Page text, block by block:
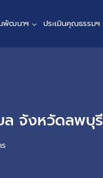
พัฒนาฯ ประเมินคุณธรรมฯ
ล จังหวัดลพบุรี